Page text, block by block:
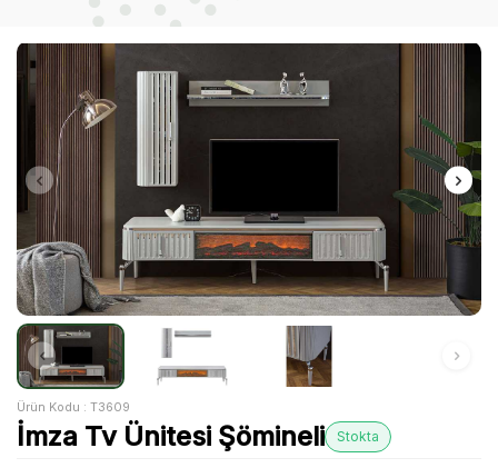
Ürün Kodu : T3609
İmza Tv Ünitesi Şömineli Stokta